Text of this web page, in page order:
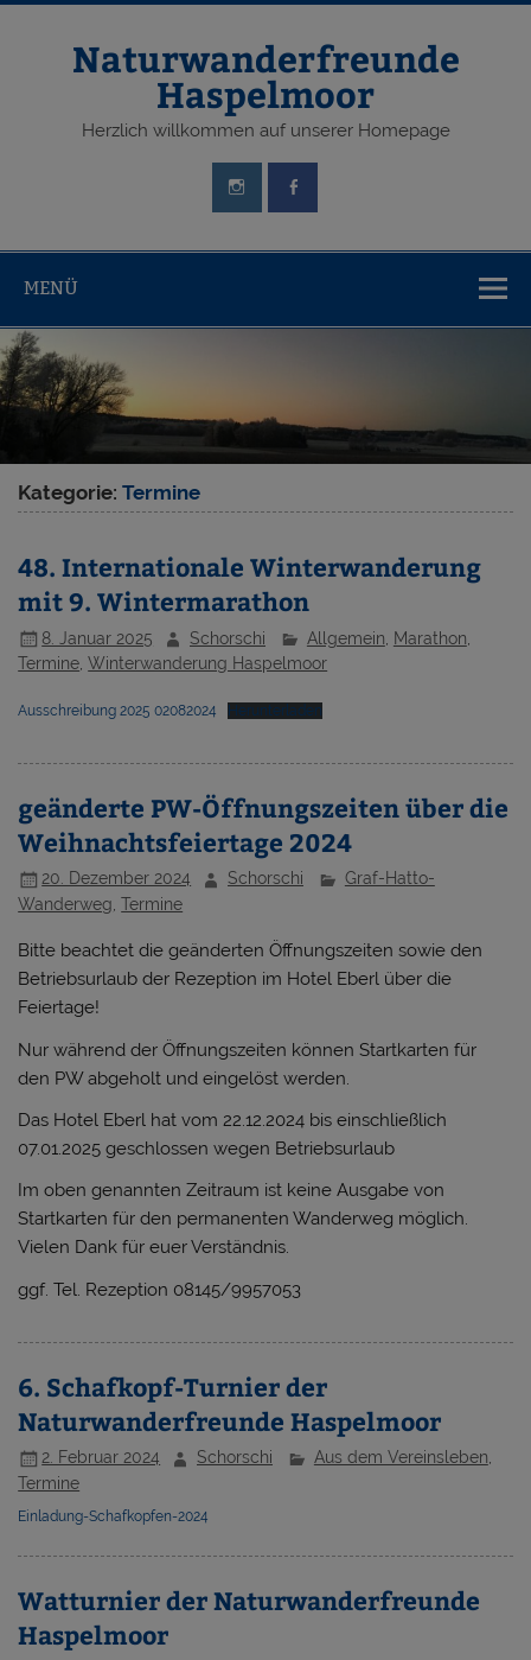
Zum
Naturwanderfreunde
Haspelmoor
Herzlich willkommen auf unserer Homepage
MENÜ
Kategorie:Termine
48. Internationale Winterwanderung
mit 9. Wintermarathon
8. Januar 2025 Schorschi Allgemein Marathon
Termine,Winterwanderung Haspelmoor
Ausschreibung 2025 02082024 Herunterladen
geänderte PW-Öffnungszeiten über die
Weihnachtsfeiertage 2024
20. Dezember 2024 Schorschi
Graf-Hatto-
Wanderweg ,Termine
Bitte beachtet die geänderten Öffnungszeiten sowie den
Betriebsurlaub der Rezeption im Hotel Eberl über die
Feiertage!
Nur während der Öffnungszeiten können Startkarten für
den PW abgeholt und eingelöst werden.
Das Hotel Eberl hat vom 22.12.2024 bis einschließlich
07.01.2025 geschlossen wegen Betriebsurlaub
Im oben genannten Zeitraum ist keine Ausgabe von
Startkarten für den permanenten Wanderweg möglich.
Vielen Dank für euer Verständnis.
ggf. Tel. Rezeption 08145/9957053
6. Schafkopf-Turnier der
Naturwanderfreunde Haspelmoor
2. Februar 2024 Schorschi Aus dem Vereinsleben,
Termine
Einladung-Schafkopfen-2024
Watturnier der Naturwanderfreunde
Haspelmoor